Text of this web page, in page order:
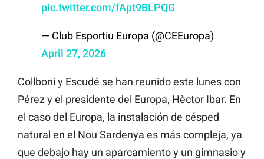
pic.twitter.com/fApt9BLPQG
— Club Esportiu Europa (@CEEuropa)
April 27, 2026
Collboni y Escudé se han reunido este lunes con
Pérez y el presidente del Europa, Hèctor Ibar. En
el caso del Europa, la instalación de césped
natural en el Nou Sardenya es más compleja, ya
que debajo hay un aparcamiento y un gimnasio y